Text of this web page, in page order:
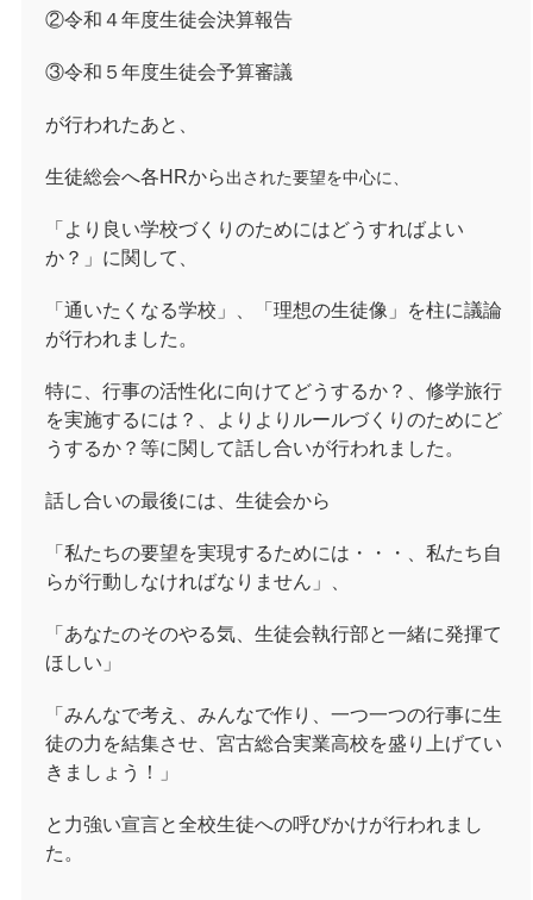
②令和４年度生徒会決算報告
③令和５年度生徒会予算審議
が行われたあと、
生徒総会へ各HRから出された要望を中心に、
「より良い学校づくりのためにはどうすればよい
か？」に関して、
「通いたくなる学校」、「理想の生徒像」を柱に議論
が行われました。
特に、行事の活性化に向けてどうするか？、修学旅行
を実施するには？、よりよりルールづくりのためにど
うするか？等に関して話し合いが行われました。
話し合いの最後には、生徒会から
「私たちの要望を実現するためには・・・、私たち自
らが行動しなければなりません」、
「あなたのそのやる気、生徒会執行部と一緒に発揮て
ほしい」
「みんなで考え、みんなで作り、一つ一つの行事に生
徒の力を結集させ、宮古総合実業高校を盛り上げてい
きましょう！」
と力強い宣言と全校生徒への呼びかけが行われまし
た。